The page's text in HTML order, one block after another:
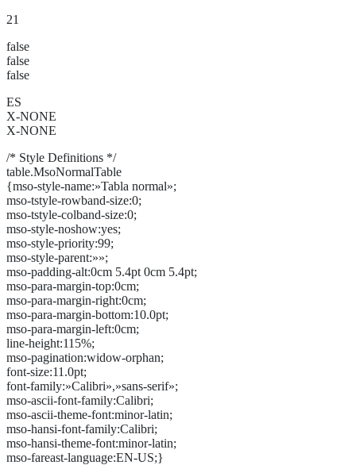
21
false
false
false
ES
X-NONE
X-NONE
/* Style Definitions */
table.MsoNormalTable
{mso-style-name:»Tabla normal»;
mso-tstyle-rowband-size:0;
mso-tstyle-colband-size:0;
mso-style-noshow:yes;
mso-style-priority:99;
mso-style-parent:»»;
mso-padding-alt:0cm 5.4pt 0cm 5.4pt;
mso-para-margin-top:0cm;
mso-para-margin-right:0cm;
mso-para-margin-bottom:10.0pt;
mso-para-margin-left:0cm;
line-height:115%;
mso-pagination:widow-orphan;
font-size:11.0pt;
font-family:»Calibri»,»sans-serif»;
mso-ascii-font-family:Calibri;
mso-ascii-theme-font:minor-latin;
mso-hansi-font-family:Calibri;
mso-hansi-theme-font:minor-latin;
mso-fareast-language:EN-US;}